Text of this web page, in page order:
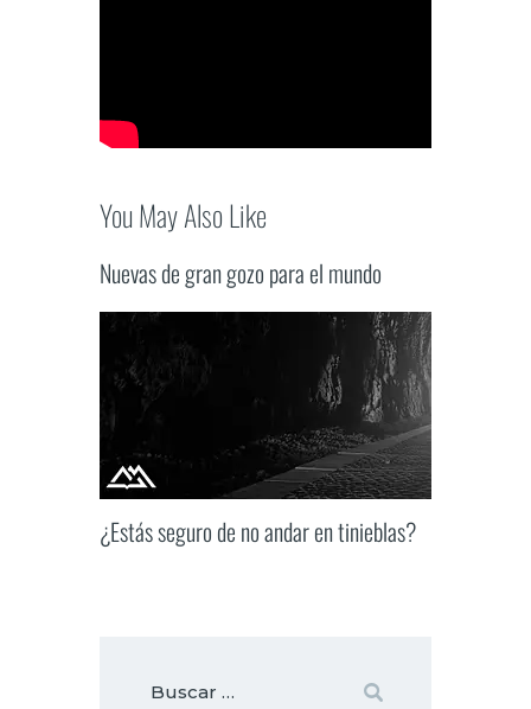
You May Also Like
Nuevas de gran gozo para el mundo
¿Estás seguro de no andar en tinieblas?